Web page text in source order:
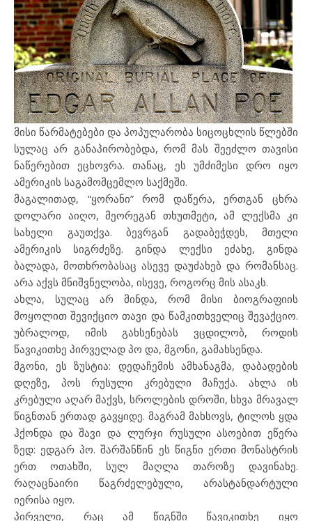
მისი წარმატებები და პოპულარობა სიცოცხლის წლებში
სულაც არ განაპირობებდა, რომ მას შეეძლო თავისი
ნაწერებით ეცხოვრა. თანაც, ეს უმძიმესი დრო იყო
ამერიკის საგამომცემლო საქმეში.
მაგალითად, “ყორანი” რომ დაწერა, ერთგან ცხრა
დოლარი აიღო, მეორეგან თხუთმეტი, ამ ლექსმა კი
სახელი გაუთქვა. ბევრგან გადაბეჭდეს, მთელი
ამერიკის სიგრძეზე. გინდა ლექსი ეძახე, გინდა
ბალადა, მოთხრობასაც ასევე დაუძახებ და რომანსაც.
არა აქვს მნიშვნელობა, ისევე, როგორც მის ასაკს.
ახლა, სულაც არ მინდა, რომ მისი ბიოგრაფიის
მოყოლით შევიქციო თავი და წამკითხველიც შევაქციო.
უბრალოდ, იმის გახსენებას ვცდილობ, როდის
წავიკითხე პირველად პო და, მგონი, გამახსენდა.
მგონი, ეს ზუსტია: დედაჩემის ამხანაგმა, დაბადების
დღეზე, პოს რუსული კრებული მაჩუქა. ახლა ის
კრებული აღარ მაქვს, სროლების დროში, სხვა მრავალ
წიგნთან ერთად გავყიდე. მაგრამ მახსოვს, ტილოს ყდა
ჰქონდა და შავი და ლურჯი რუსული ასოებით ეწერა
ზედ: ედგარ პო. შარშანწინ ეს წიგნი ერთი მონასტრის
ერთ ოთახში, სულ მაღლა თაროზე დავინახე.
რაღაცნაირი წაგრძელებული, არასტანდარტული
იერისა იყო.
პირველი, რაც ამ წიგნში წავიკითხე იყო